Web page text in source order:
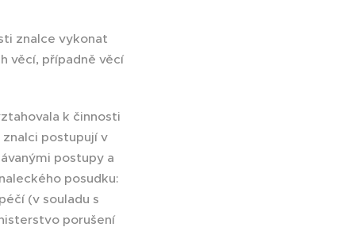
znalce vykonat
věcí, případně věcí
k činnosti
postupují v
postupy a
posudku:
(v souladu s
porušení